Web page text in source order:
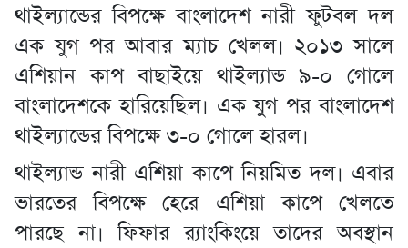
থাইল্যান্ডের বিপক্ষে বাংলাদেশ নারী ফুটবল দল
এক যুগ পর আবার ম্যাচ খেলল। ২০১৩ সালে
এশিয়ান কাপ বাছাইয়ে থাইল্যান্ড ৯-০ গোলে
বাংলাদেশকে হারিয়েছিল। এক যুগ পর বাংলাদেশ
থাইল্যান্ডের বিপক্ষে ৩-০ গোলে হারল।
থাইল্যান্ড নারী এশিয়া কাপে নিয়মিত দল। এবার
ভারতের বিপক্ষে হেরে এশিয়া কাপে খেলতে
পারছে না। ফিফার র‌্যাংকিংয়ে তাদের অবস্থান